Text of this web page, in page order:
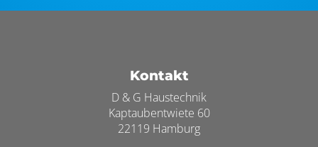
Kontakt
D & G Haustechnik
Kaptaubentwiete 60
22119 Hamburg